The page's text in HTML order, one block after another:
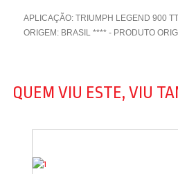
APLICAÇÃO: TRIUMPH LEGEND 900
ORIGEM: BRASIL **** - PRODUTO
QUEM VIU ESTE, VIU